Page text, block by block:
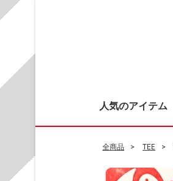
人気のアイテム
全商品 TEE